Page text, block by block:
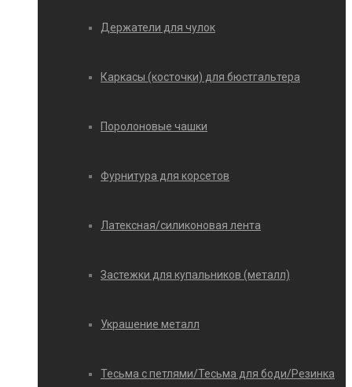
Держатели для чулок
Каркасы (косточки) для бюстгальтера
Поролоновые чашки
Фурнитура для корсетов
Латексная/силиконовая лента
Застежки для купальников (металл)
Украшение металл
Тесьма с петлями/Тесьма для боди/Резинка